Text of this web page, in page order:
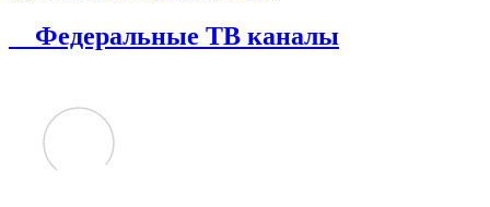
Федеральные ТВ каналы